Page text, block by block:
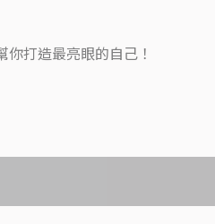
打造最亮眼的自己！